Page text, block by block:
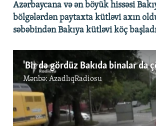
Azərbaycana və ən böyük hissəsi
bölgələrdən paytaxta kütləvi axın
səbəbindən Bakıya kütləvi köç
'Bir də gördüz Bakıda binalar da
Mənbə:AzadlıqRadiosu